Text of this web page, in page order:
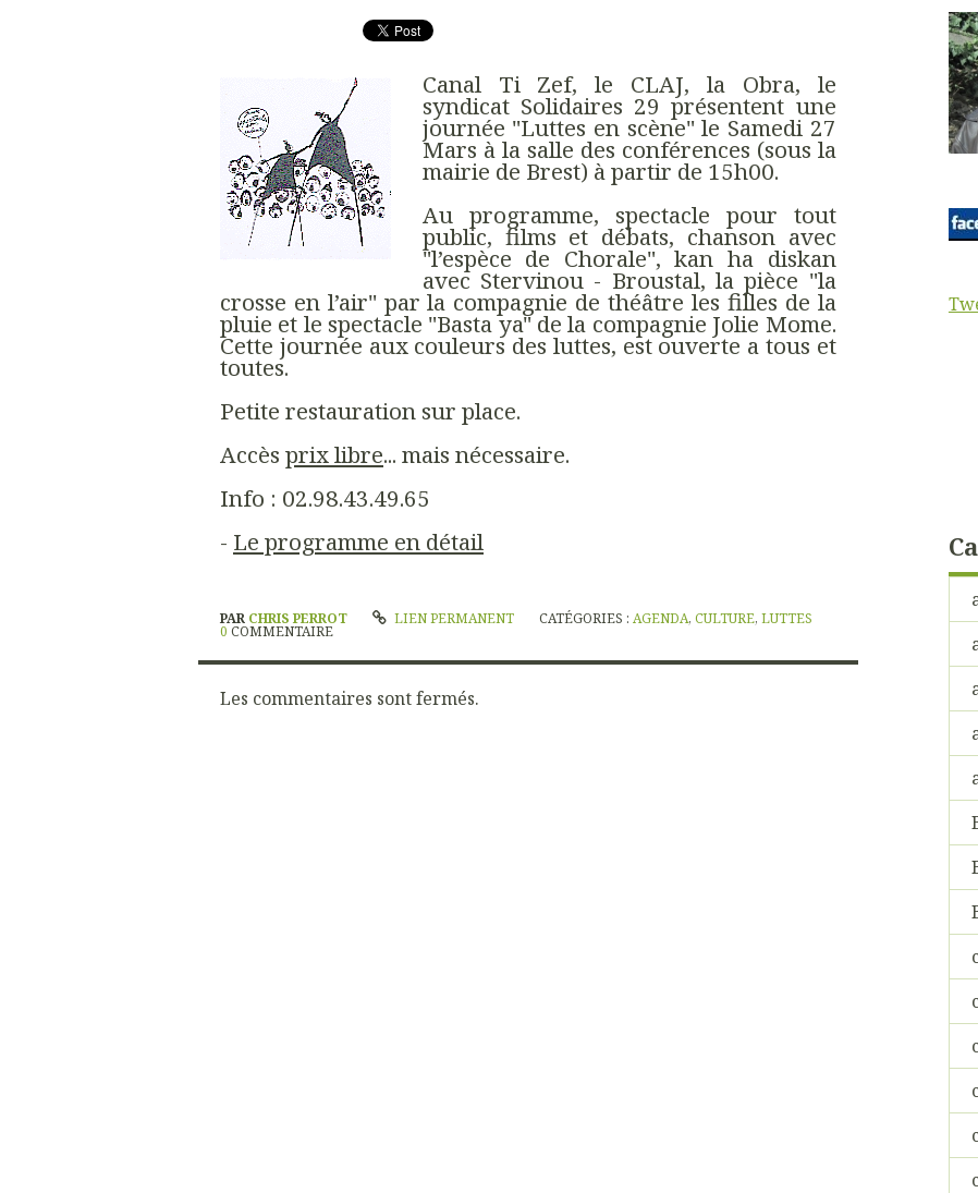
Canal Ti Zef, le CLAJ, la Obra, le
syndicat Solidaires 29 présentent une
journée "Luttes en scène" le Samedi 27
Mars à la salle des conférences (sous la
mairie de Brest) à partir de 15h00.
Au programme, spectacle pour tout
public, films et débats, chanson avec
"l’espèce de Chorale", kan ha diskan
avec Stervinou - Broustal, la pièce "la
crosse en l’air" par la compagnie de théâtre les filles de la
pluie et le spectacle "Basta ya" de la compagnie Jolie Mome.
Cette journée aux couleurs des luttes, est ouverte a tous et
toutes.
Petite restauration sur place.
Accès prix libre... mais nécessaire.
Info : 02.98.43.49.65
- Le programme en détail
PAR CHRIS PERROT LIEN PERMANENT CATÉGORIES :AGENDA,CULTURE,LUTTES
0 COMMENTAIRE
Les commentaires sont fermés.